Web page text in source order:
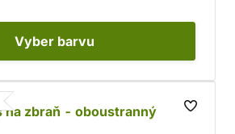
Vyber barvu
na zbraň - oboustranný